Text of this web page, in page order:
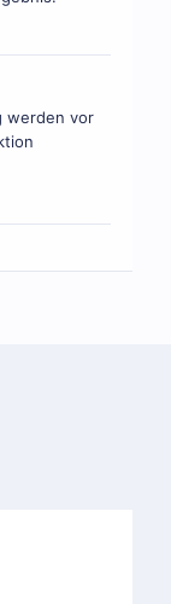
werden vor